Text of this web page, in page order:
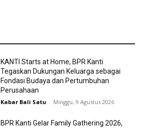
KANTI Starts at Home, BPR Kanti
Tegaskan Dukungan Keluarga sebagai
Fondasi Budaya dan Pertumbuhan
Perusahaan
Kabar Bali Satu - Minggu, 9 Agustus 2026
BPR Kanti Gelar Family Gathering 2026,